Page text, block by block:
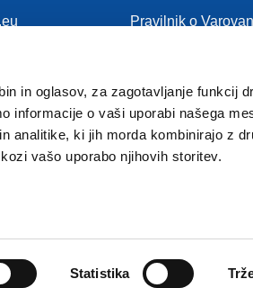
in oglasov, za zagotavljanje funkcij
informacije o vaši uporabi našega
analitike, ki jih morda kombinirajo z
vašo uporabo njihovih storitev.
Statistika
Pravilnik o
Articles of
EURid